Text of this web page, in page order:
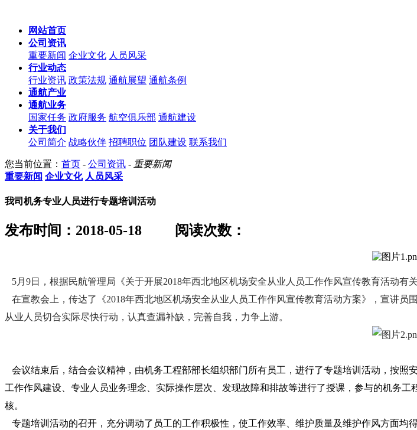
网站首页
公司资讯
重要新闻 企业文化 人员风采
行业动态
行业资讯 政策法规 通航展望 通航条例
通航产业
通航业务
国家任务 政府服务 航空俱乐部 通航建设
关于我们
公司简介 战略伙伴 招聘职位 团队建设 联系我们
您当前位置： 首页 - 公司资讯 - 重要新闻
重要新闻 企业文化 人员风采
我司机务专业人员进行专题培训活动
发布时间：2018-05-18 阅读次数：
5月9日， 根据民航管理局《关于开展2018年西北地区机场安全从业人员工作作风宣传教育活动有
在宣教会上，传达了《2018年西北地区机场安全从业人员工作作风宣传教育活动方案》，宣讲员
从业人员切合实际尽快行动，认真查漏补缺，完善自我，力争上游。
会议结束后，结合会议精神，由机务工程部部长组织部门所有员工，进行了专题培训活动，按
工作作风建设、专业人员业务理念、实际操作层次、发现故障和排故等进行了授课，参与的机务工
核。
专题培训活动的召开，充分调动了员工的工作积极性，使工作效率、维护质量及维护作风方面均得